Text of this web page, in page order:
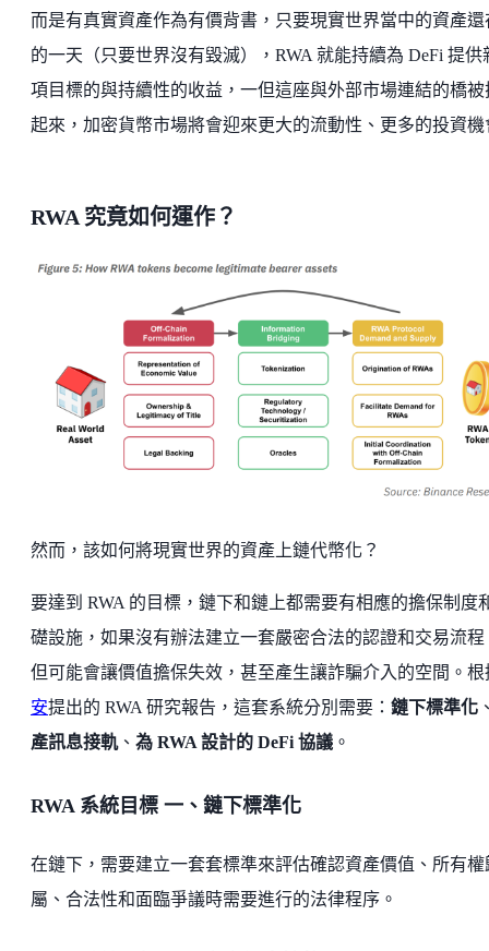
而是有真實資產作為有價背書，只要現實世界當中的資產還
的一天（只要世界沒有毀滅），RWA 就能持續為 DeFi 提供
項目標的與持續性的收益，一但這座與外部市場連結的橋被
起來，加密貨幣市場將會迎來更大的流動性、更多的投資機
RWA 究竟如何運作？
然而，該如何將現實世界的資產上鏈代幣化？
要達到 RWA 的目標，鏈下和鏈上都需要有相應的擔保制度
礎設施，如果沒有辦法建立一套嚴密合法的認證和交易流程
但可能會讓價值擔保失效，甚至產生讓詐騙介入的空間。根
安提出的 RWA 研究報告，這套系統分別需要： 鏈下標準化
產訊息接軌、 為 RWA 設計的 DeFi 協議 。
RWA 系統目標 一、鏈下標準化
在鏈下，需要建立一套套標準來評估確認資產價值、所有權
屬、合法性和面臨爭議時需要進行的法律程序。